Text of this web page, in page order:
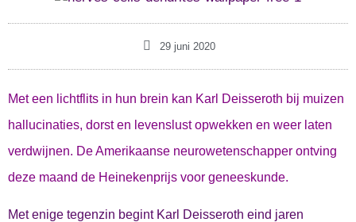
29 juni 2020
Met een lichtflits in hun brein kan Karl Deisseroth bij muizen
hallucinaties, dorst en levenslust opwekken en weer laten
verdwijnen. De Amerikaanse neurowetenschapper ontving
deze maand de Heinekenprijs voor geneeskunde.
Met enige tegenzin begint Karl Deisseroth eind jaren